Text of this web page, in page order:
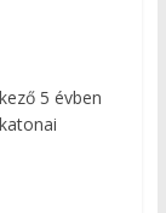
5 évben